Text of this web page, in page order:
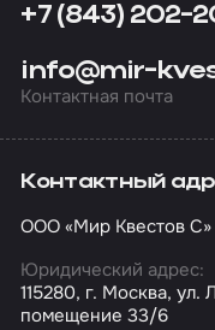
+7 (843) 202-
info@mir-
Контактная почта
Контактный
ООО «Мир Квестов С»
Юридический адрес:
115280, г. Москва,
помещение 33/6